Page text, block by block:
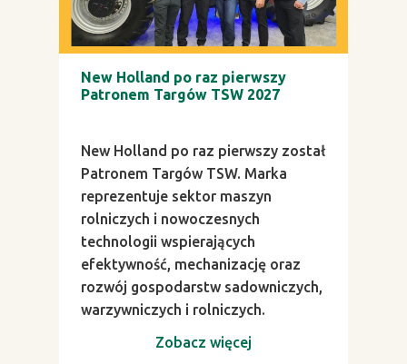
New Holland po raz pierwszy
Patronem Targów TSW 2027
New Holland po raz pierwszy został
Patronem Targów TSW. Marka
reprezentuje sektor maszyn
rolniczych i nowoczesnych
technologii wspierających
efektywność, mechanizację oraz
rozwój gospodarstw sadowniczych,
warzywniczych i rolniczych.
Zobacz więcej